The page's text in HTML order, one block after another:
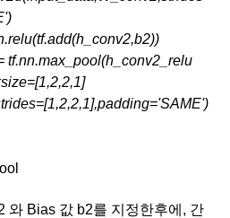
와 Bias 값 b2를 지정한후에, 간